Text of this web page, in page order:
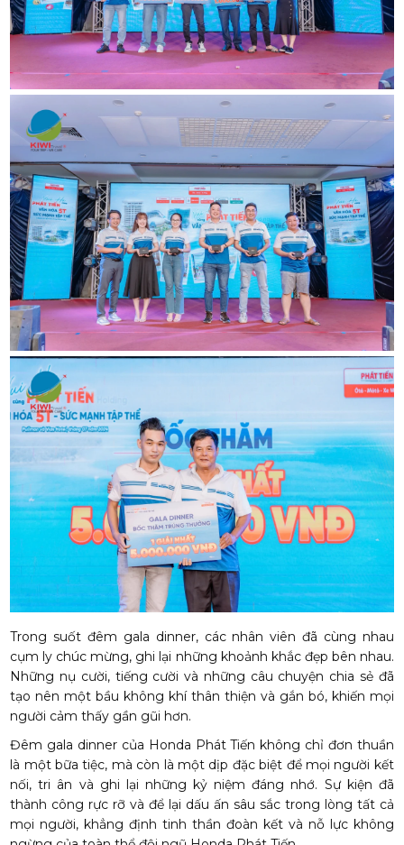
Trong suốt đêm gala dinner, các nhân viên đã cùng nhau
cụm ly chúc mừng, ghi lại những khoảnh khắc đẹp bên nhau.
Những nụ cười, tiếng cười và những câu chuyện chia sẻ đã
tạo nên một bầu không khí thân thiện và gắn bó, khiến mọi
người cảm thấy gần gũi hơn.
Đêm gala dinner của Honda Phát Tiến không chỉ đơn thuần
là một bữa tiệc, mà còn là một dịp đặc biệt để mọi người kết
nối, tri ân và ghi lại những kỷ niệm đáng nhớ. Sự kiện đã
thành công rực rỡ và để lại dấu ấn sâu sắc trong lòng tất cả
mọi người, khẳng định tinh thần đoàn kết và nỗ lực không